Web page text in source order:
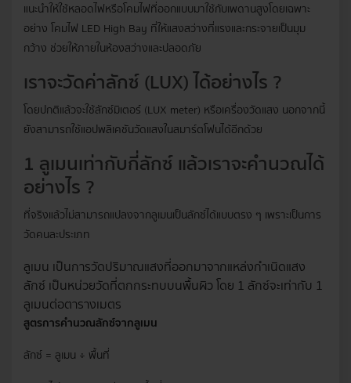
แนะนำให้ใช้หลอดไฟหรือโคมไฟที่ออกแบบมาใช้กับเพดานสูงโดยเฉพาะ
อย่าง โคมไฟ LED High Bay ที่ให้แสงสว่างที่แรงและกระจายเป็นมุม
กว้าง ช่วยให้ภายในห้องสว่างและปลอดภัย
เราจะวัดค่าลักซ์ (LUX) ได้อย่างไร ?
โดยปกติแล้วจะใช้ลักซ์มิเตอร์ (LUX meter) หรือเครื่องวัดแสง นอกจากนี้
ยังสามารถใช้แอปพลิเคชันวัดแสงในสมาร์ตโฟนได้อีกด้วย
1 ลูเมนเท่ากับกี่ลักซ์ แล้วเราจะคำนวณได้
อย่างไร ?
ที่จริงแล้วไม่สามารถแปลงจากลูเมนเป็นลักซ์ได้แบบตรง ๆ เพราะเป็นการ
วัดคนละประเภท
ลูเมน เป็นการวัดปริมาณแสงที่ออกมาจากแหล่งกำเนิดแสง
ลักซ์ เป็นหน่วยวัดที่ตกกระทบบนพื้นผิว โดย 1 ลักซ์จะเท่ากับ 1
ลูเมนต่อตารางเมตร
สูตรการคำนวณลักซ์จากลูเมน
ลักซ์ = ลูเมน ÷ พื้นที่